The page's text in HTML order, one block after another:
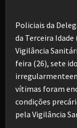
Policiais da
da Terceira
Vigilância
feira (26), sete
vítimas foram
condições
pela Vigilância